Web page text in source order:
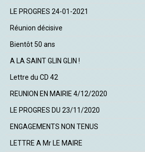
LE PROGRES 24-01-2021
Réunion décisive
Bientôt 50 ans
A LA SAINT GLIN GLIN !
Lettre du CD 42
REUNION EN MAIRIE 4/12/2020
LE PROGRES DU 23/11/2020
ENGAGEMENTS NON TENUS
LETTRE A Mr LE MAIRE